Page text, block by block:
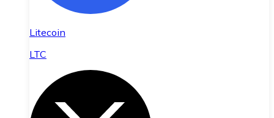
Litecoin
LTC